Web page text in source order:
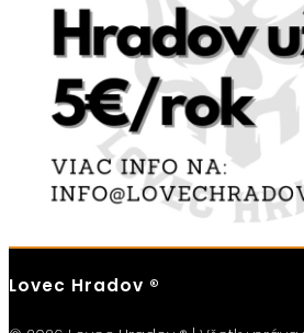
Lovec Hradov ®